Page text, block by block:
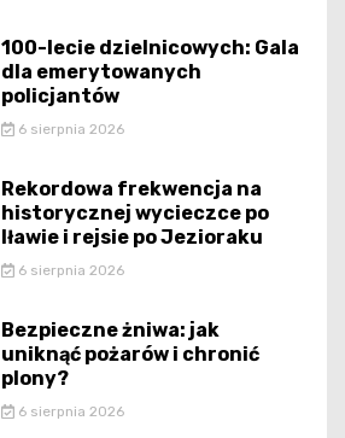
100-lecie dzielnicowych: Gala
dla emerytowanych
policjantów
6 sierpnia 2026
Rekordowa frekwencja na
historycznej wycieczce po
Iławie i rejsie po Jezioraku
6 sierpnia 2026
Bezpieczne żniwa: jak
uniknąć pożarów i chronić
plony?
6 sierpnia 2026